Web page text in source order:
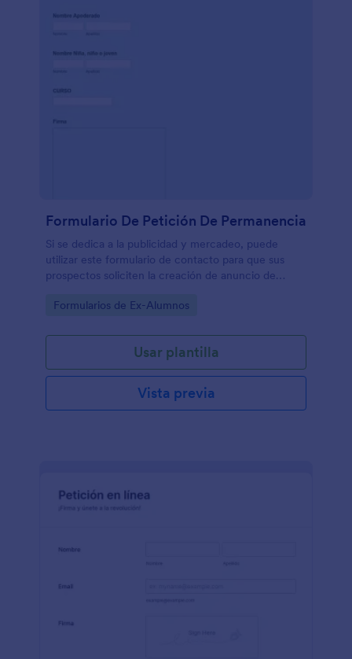
Formulario De Petición De Permanencia
Si se dedica a la publicidad y mercadeo, puede
utilizar este formulario de contacto para que sus
prospectos soliciten la creación de anuncio de
Go to Category:
Formularios de Ex-Alumnos
Usar plantilla
Vista previa